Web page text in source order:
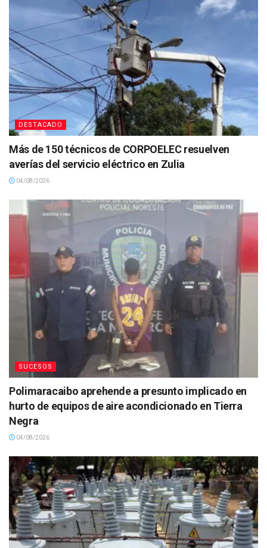
DESTACADO
Más de 150 técnicos de CORPOELEC resuelven
averías del servicio eléctrico en Zulia
04/08/2026
SUCESOS
Polimaracaibo aprehende a presunto implicado en
hurto de equipos de aire acondicionado en Tierra
Negra
04/08/2026